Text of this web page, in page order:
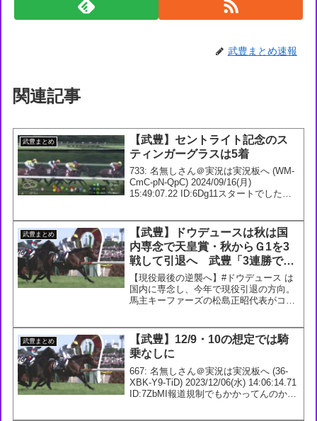
武豊まとめ速報
関連記事
武豊まとめ
【武豊】セントライト記念のス
ティンガーグラスは5着
733: 名無しさん＠実況は実況板へ (WM-
CmC-pN-QpC) 2024/09/16(月)
15:49:07.22 ID:6Dg11スタートでしたね
武豊まとめ
【武豊】ドウデュースは秋は国
内専念で天皇賞・秋からＧ1を3
戦して引退へ 武豊「3連勝でき
るように頑張る」
【現役最後の逆襲へ】#ドウデュース は
国内に専念し、今年で現役引退の方向。
馬主キーファーズの松島正昭代表がコメ
次第ですけど、昨年と同じように(JC→
有馬記念と)3つ使...
武豊まとめ
【武豊】12/9・10の想定では騎
乗なしに
667: 名無しさん＠実況は実況板へ (36-
XBK-Y9-TiD) 2023/12/06(水) 14:06:14.71
ID:7ZbMI報道規制でもかかってんのかっ